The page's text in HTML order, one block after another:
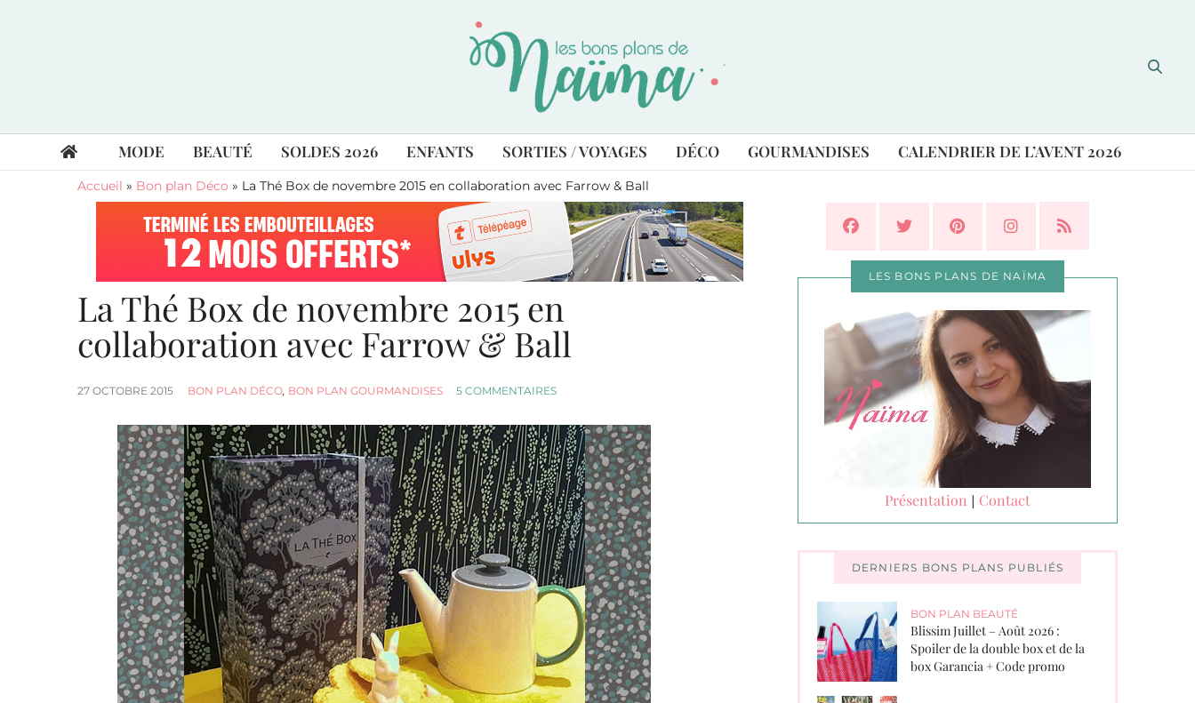
MODE BEAUTÉ SOLDES 2026 ENFANTS SORTIES / VOYAGES DÉCO GOURMANDISES CALENDRIER DE L’AVENT 2026
Accueil » Bon plan Déco » La Thé Box de novembre 2015 en collaboration avec Farrow & Ball
La Thé Box de novembre 2015 en
collaboration avec Farrow & Ball
27 OCTOBRE 2015 BON PLAN DÉCO, BON PLAN GOURMANDISES 5 COMMENTAIRES
LES BONS PLANS DE NAÏMA
Présentation | Contact
DERNIERS BONS PLANS PUBLIÉS
BON PLAN BEAUTÉ
Blissim Juillet – Août 2026 :
Spoiler de la double box et de la
box Garancia + Code promo